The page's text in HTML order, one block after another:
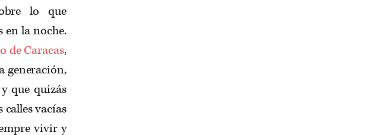
lo que
en la noche.
de Caracas,
generación,
que quizás
calles vacías
vivir y